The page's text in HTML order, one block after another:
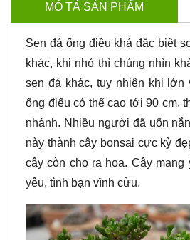
MÔ TẢ SẢN PHẨM
Sen đá ống điều khá đặc biệt
khác, khi nhỏ thì chúng nhìn
sen đá khác, tuy nhiên khi lớn
ống điếu có thể cao tới 90 cm,
nhánh. Nhiều người đã uốn
này thành cây bonsai cực kỳ
cây còn cho ra hoa. Cây mang
yêu, tình bạn vĩnh cửu.